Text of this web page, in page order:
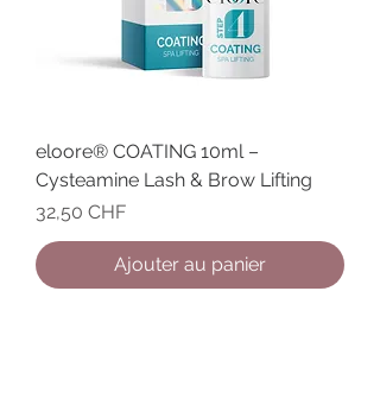
eloore® COATING 10ml –
Cysteamine Lash & Brow Lifting
Prix
32,50 CHF
Ajouter au panier